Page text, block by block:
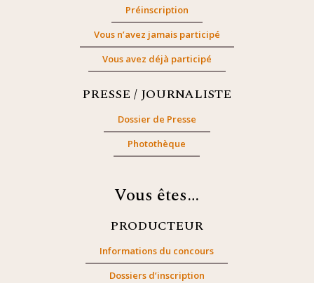
Préinscription
Vous n’avez jamais participé
Vous avez déjà participé
PRESSE / JOURNALISTE
Dossier de Presse
Photothèque
Vous êtes…
PRODUCTEUR
Informations du concours
Dossiers d’inscription